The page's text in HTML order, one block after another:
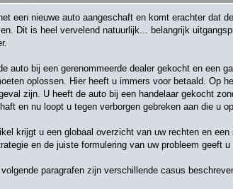
een nieuwe auto aangeschaft en komt erachter dat
Dit is heel vervelend natuurlijk... belangrijk
auto bij een gerenommeerde dealer gekocht en een
oplossen. Hier heeft u immers voor betaald. Op
zijn. U heeft de auto bij een handelaar gekocht
en nu loopt u tegen verborgen gebreken aan die u
krijgt u een globaal overzicht van uw rechten en
en de juiste formulering van uw probleem geeft
volgende paragrafen zijn verschillende casus